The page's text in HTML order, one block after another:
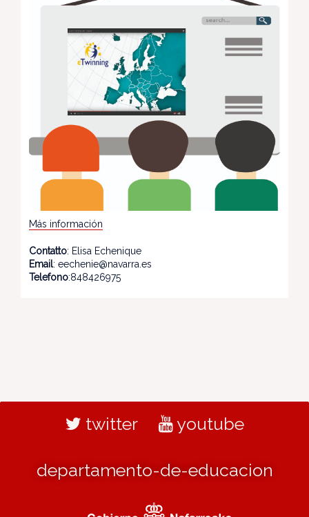
Más información
Contatto: Elisa Echenique
Email: eechenie@navarra.es
Telefono:848426975
twitter youtube
departamento-de-educacion